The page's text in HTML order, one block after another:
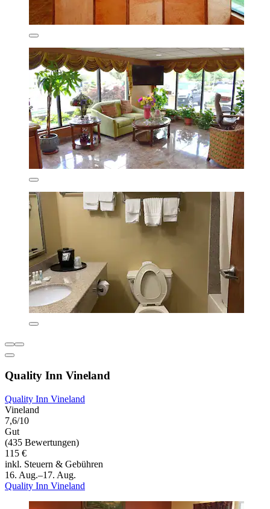
Quality Inn Vineland
Quality Inn Vineland
Vineland
7,6/10
Gut
(435 Bewertungen)
115 €
inkl. Steuern & Gebühren
16. Aug.–17. Aug.
Quality Inn Vineland